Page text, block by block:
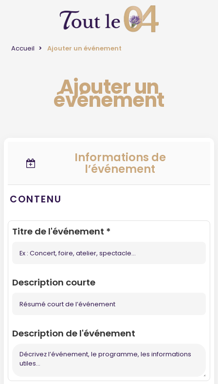
Accueil Ajouter un événement
Ajouter un
événement
Informations de
l’événement
CONTENU
Titre de l'événement *
Description courte
Description de l'événement